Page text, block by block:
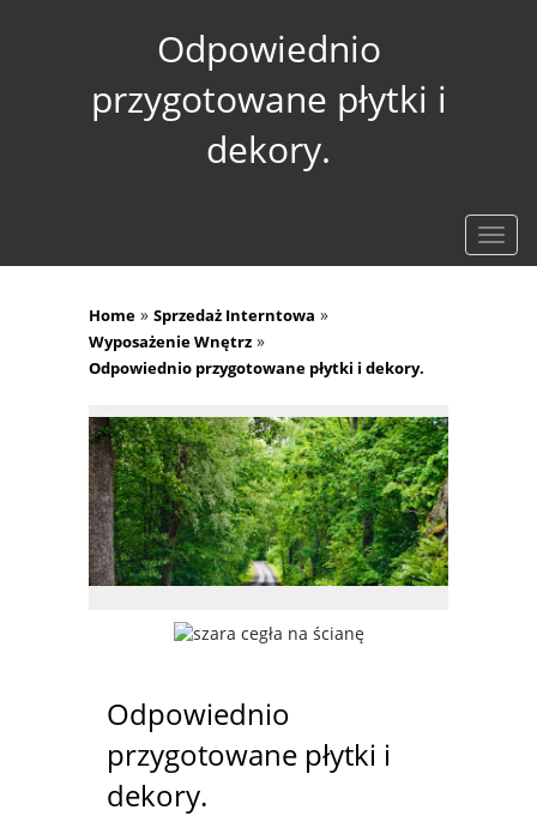
Odpowiednio
przygotowane płytki i
dekory.
Home » Sprzedaż Interntowa »
Wyposażenie Wnętrz »
Odpowiednio przygotowane płytki i dekory.
Odpowiednio
przygotowane płytki i
dekory.